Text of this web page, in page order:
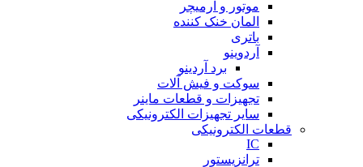
موتور و آرمیچر
المان خنک کننده
باتری
آردوینو
برد آردینو
سوکت و فیش آلات
تجهیزات و قطعات ماینر
سایر تجهیزات الکترونیکی
قطعات الکترونیکی
IC
ترانزیستور